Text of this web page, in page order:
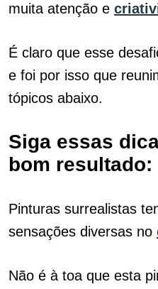
muita atenção e
É claro que esse
e foi por isso que
tópicos abaixo.
Siga essas
bom resultado:
Pinturas surrealistas
sensações diversas no
Não é à toa que esta